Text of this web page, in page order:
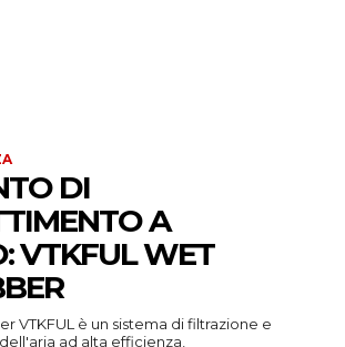
DI
A
VTKFUL WET
VTKFUL è un sistema di filtrazione e
ad alta efficienza,